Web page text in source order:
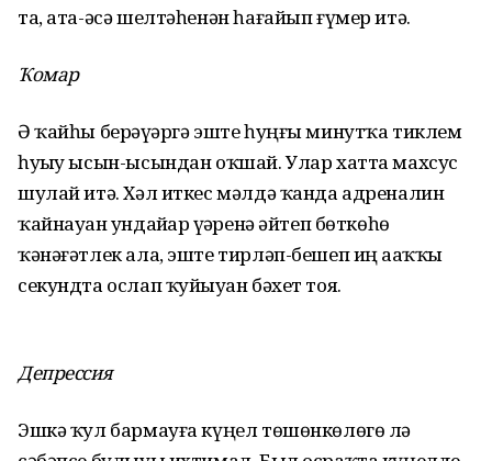
та, ата-әсә шелтәһенән һағайып ғүмер итә.
Ҡомар
Ә ҡайһы берәүҙәргә эште һуңғы минутҡа тиклем
һуҙыу ысын-ысындан оҡшай. Улар хатта махсус
шулай итә. Хәл иткес мәлдә ҡанда адреналин
ҡайнауҙан ундайҙар үҙҙәренә әйтеп бөткөһөҙ
ҡәнәғәтлек ала, эште тирләп-бешеп иң аҙаҡҡы
секундта ослап ҡуйыуҙан бәхет тоя.
Депрессия
Эшкә ҡул бармауға күңел төшөнкөлөгө лә